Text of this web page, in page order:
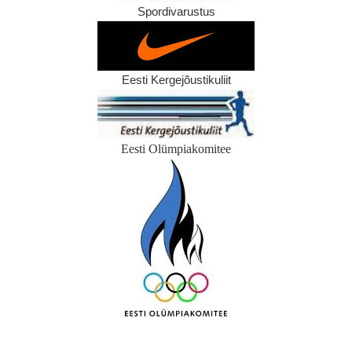
Spordivarustus
Eesti Kergejõustikuliit
Eesti Olümpiakomitee